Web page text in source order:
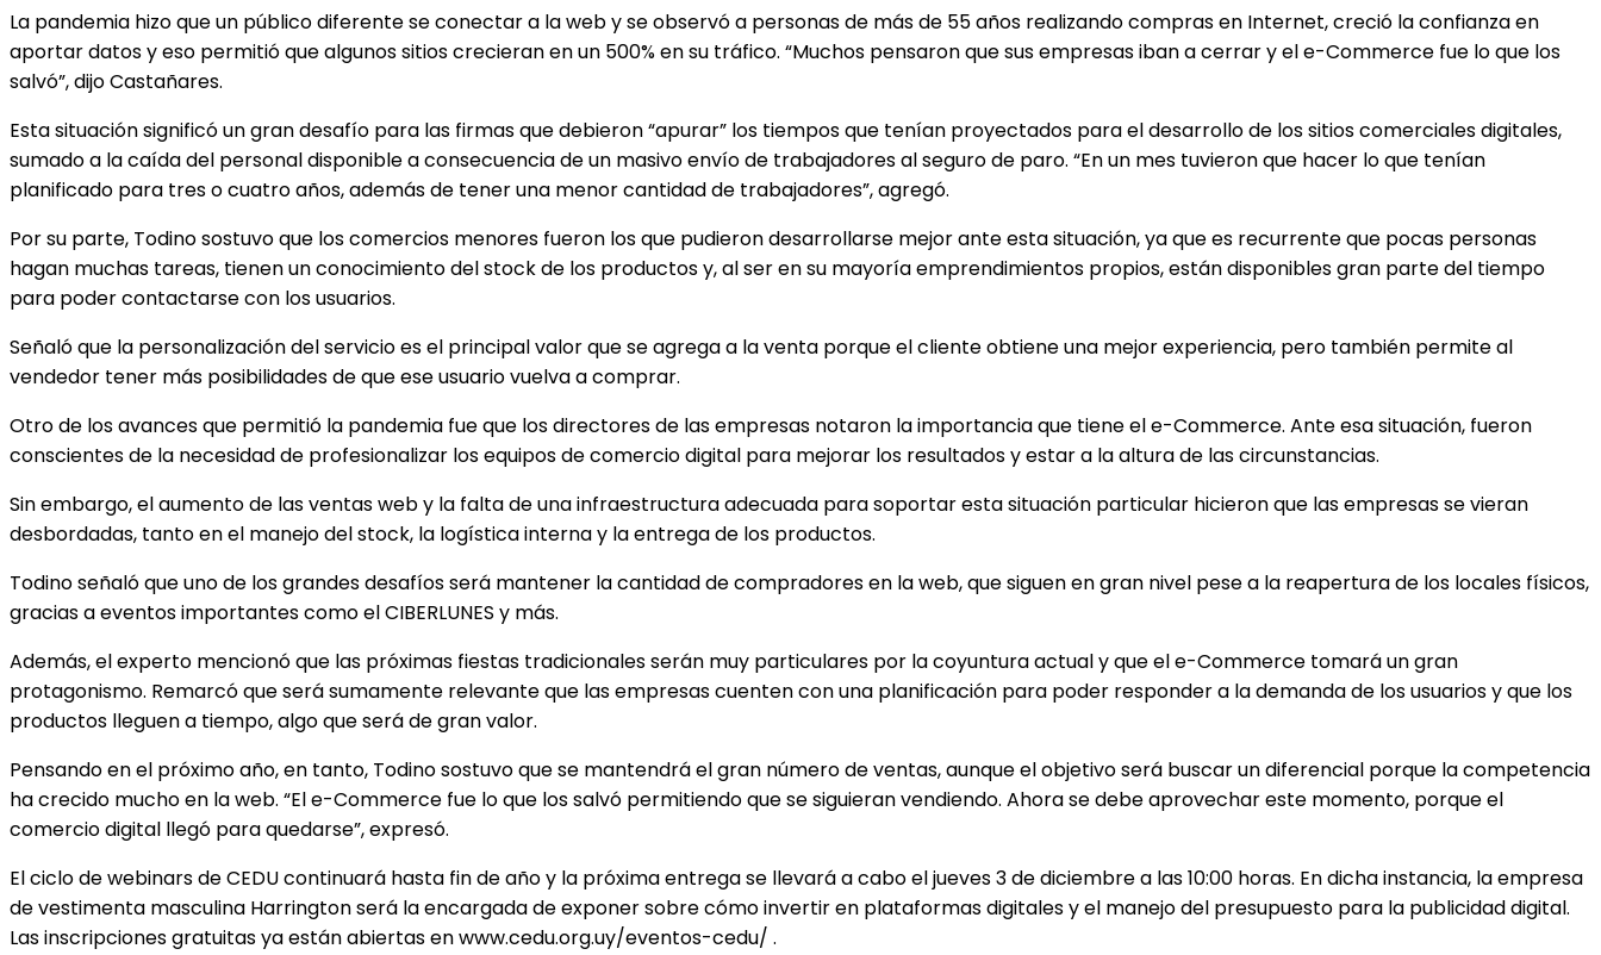
La pandemia hizo que un público diferente se conectar a la web y se observó a personas de más de 55 años realizando compras en Internet, creció la confianza en
aportar datos y eso permitió que algunos sitios crecieran en un 500% en su tráfico. “Muchos pensaron que sus empresas iban a cerrar y el e-Commerce fue lo que los
salvó”, dijo Castañares.
Esta situación significó un gran desafío para las firmas que debieron “apurar” los tiempos que tenían proyectados para el desarrollo de los sitios comerciales digitales,
sumado a la caída del personal disponible a consecuencia de un masivo envío de trabajadores al seguro de paro. “En un mes tuvieron que hacer lo que tenían
planificado para tres o cuatro años, además de tener una menor cantidad de trabajadores”, agregó.
Por su parte, Todino sostuvo que los comercios menores fueron los que pudieron desarrollarse mejor ante esta situación, ya que es recurrente que pocas personas
hagan muchas tareas, tienen un conocimiento del stock de los productos y, al ser en su mayoría emprendimientos propios, están disponibles gran parte del tiempo
para poder contactarse con los usuarios.
Señaló que la personalización del servicio es el principal valor que se agrega a la venta porque el cliente obtiene una mejor experiencia, pero también permite al
vendedor tener más posibilidades de que ese usuario vuelva a comprar.
Otro de los avances que permitió la pandemia fue que los directores de las empresas notaron la importancia que tiene el e-Commerce. Ante esa situación, fueron
conscientes de la necesidad de profesionalizar los equipos de comercio digital para mejorar los resultados y estar a la altura de las circunstancias.
Sin embargo, el aumento de las ventas web y la falta de una infraestructura adecuada para soportar esta situación particular hicieron que las empresas se vieran
desbordadas, tanto en el manejo del stock, la logística interna y la entrega de los productos.
Todino señaló que uno de los grandes desafíos será mantener la cantidad de compradores en la web, que siguen en gran nivel pese a la reapertura de los locales físicos,
gracias a eventos importantes como el CIBERLUNES y más.
Además, el experto mencionó que las próximas fiestas tradicionales serán muy particulares por la coyuntura actual y que el e-Commerce tomará un gran
protagonismo. Remarcó que será sumamente relevante que las empresas cuenten con una planificación para poder responder a la demanda de los usuarios y que los
productos lleguen a tiempo, algo que será de gran valor.
Pensando en el próximo año, en tanto, Todino sostuvo que se mantendrá el gran número de ventas, aunque el objetivo será buscar un diferencial porque la competencia
ha crecido mucho en la web. “El e-Commerce fue lo que los salvó permitiendo que se siguieran vendiendo. Ahora se debe aprovechar este momento, porque el
comercio digital llegó para quedarse”, expresó.
El ciclo de webinars de CEDU continuará hasta fin de año y la próxima entrega se llevará a cabo el jueves 3 de diciembre a las 10:00 horas. En dicha instancia, la empresa
de vestimenta masculina Harrington será la encargada de exponer sobre cómo invertir en plataformas digitales y el manejo del presupuesto para la publicidad digital.
Las inscripciones gratuitas ya están abiertas en www.cedu.org.uy/eventos-cedu/ .